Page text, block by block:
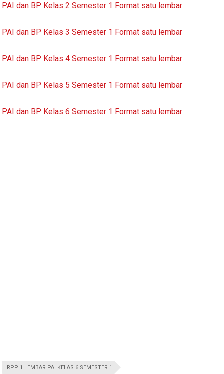
PAI dan BP Kelas 2 Semester 1 Format satu lembar
PAI dan BP Kelas 3 Semester 1 Format satu lembar
PAI dan BP Kelas 4 Semester 1 Format satu lembar
PAI dan BP Kelas 5 Semester 1 Format satu lembar
PAI dan BP Kelas 6 Semester 1 Format satu lembar
RPP 1 LEMBAR PAI KELAS 6 SEMESTER 1